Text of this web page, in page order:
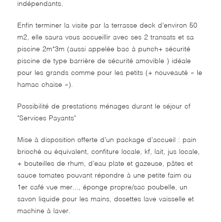
indépendants.
Enfin terminer la visite par la terrasse deck d’environ 50
m2, elle saura vous accueillir avec ses 2 transats et sa
piscine 2m*3m (aussi appelée bac à punch+ sécurité
piscine de type barrière de sécurité amovible ) idéale
pour les grands comme pour les petits (+ nouveauté « le
hamac chaise »).
Possibilité de prestations ménages durant le séjour cf
"Services Payants"
Mise à disposition offerte d’un package d’accueil : pain
brioché ou équivalent, confiture locale, kf, lait, jus locale,
+ bouteilles de rhum, d’eau plate et gazeuse, pâtes et
sauce tomates pouvant répondre à une petite faim ou
1er café vue mer..., éponge propre/sac poubelle, un
savon liquide pour les mains, dosettes lave vaisselle et
machine à laver.